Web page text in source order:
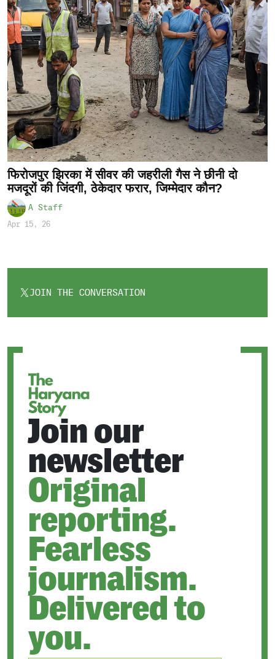
फिरोजपुर झिरका में सीवर की जहरीली गैस ने छीनी दो
मजदूरों की जिंदगी, ठेकेदार फरार, जिम्मेदार कौन?
A Staff
Apr 15, 26
JOIN THE CONVERSATION
OPENS
Join our
newsletter
Original
reporting.
Fearless
journalism.
Delivered to
you.